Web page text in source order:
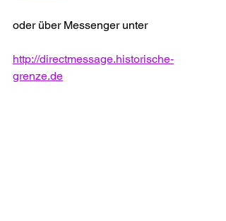
oder über Messenger unter
http://directmessage.historische-
grenze.de